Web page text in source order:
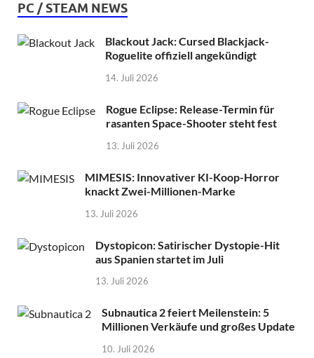
PC / STEAM NEWS
Blackout Jack: Cursed Blackjack-
Roguelite offiziell angekündigt
14. Juli 2026
Rogue Eclipse: Release-Termin für
rasanten Space-Shooter steht fest
13. Juli 2026
MIMESIS: Innovativer KI-Koop-Horror
knackt Zwei-Millionen-Marke
13. Juli 2026
Dystopicon: Satirischer Dystopie-Hit
aus Spanien startet im Juli
13. Juli 2026
Subnautica 2 feiert Meilenstein: 5
Millionen Verkäufe und großes Update
10. Juli 2026